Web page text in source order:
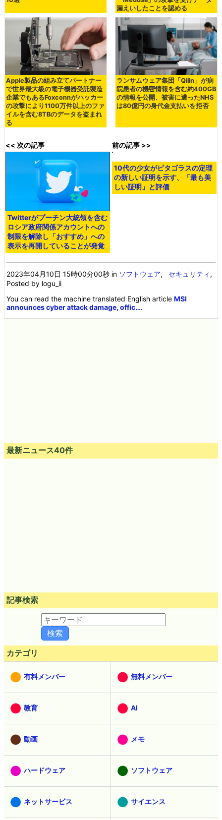
漏えいしたことを認める
Apple製品の組み立てパートナー
で世界最大級の電子機器受託製造
企業でもあるFoxconnがハッカー
の攻撃により1100万件以上のファ
イルを含む8TBのデータを盗まれ
る
ランサムウェア集団「Qilin」が病
院患者の機密情報を含む約400GB
の情報を公開、被害に遭ったNHS
は80億円の身代金支払いを拒否
<< 次の記事
Twitterがプーチン大統領を含む
ロシア政府関係アカウントへの
制限を解除し「おすすめ」への
表示を再開していることが発覚
前の記事 >>
2023年04月10日 15時00分00秒 in ソフトウェア, セキュリティ ,
Posted by logu_ii
You can read the machine translated English articleMSI
announces cyber attack damage, offic….
最新ニュース40件
記事検索
カテゴリ
有料メンバー 無料メンバー
教育 AI
動画 メモ
ハードウェア ソフトウェア
ネットサービス サイエンス